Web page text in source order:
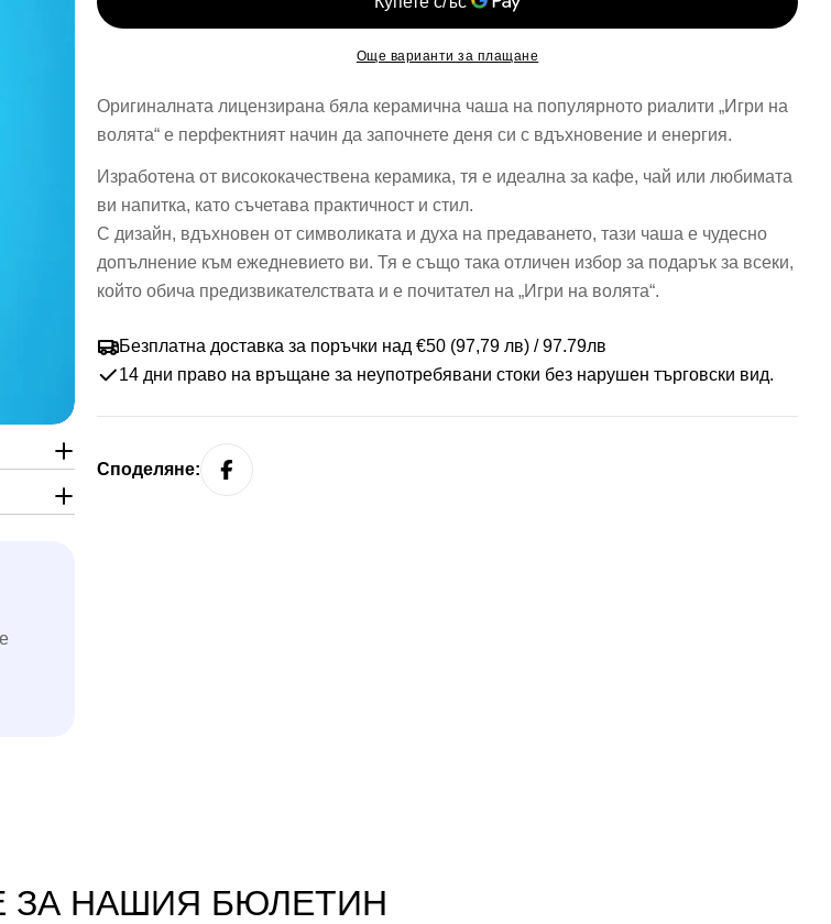
Още варианти за плащане
Оригиналната лицензирана бяла керамична чаша на популярното риалити „Игри на
волята“ е перфектният начин да започнете деня си с вдъхновение и енергия.
Изработена от висококачествена керамика, тя е идеална за кафе, чай или любимата
ви напитка, като съчетава практичност и стил.
С дизайн, вдъхновен от символиката и духа на предаването, тази чаша е чудесно
допълнение към ежедневието ви. Тя е също така отличен избор за подарък за всеки,
който обича предизвикателствата и е почитател на „Игри на волята“.
Безплатна доставка за поръчки над €50 (97,79 лв) / 97.79лв
14 дни право на връщане за неупотребявани стоки без нарушен търговски вид.
Споделяне:
ЗА НАШИЯ БЮЛЕТИН